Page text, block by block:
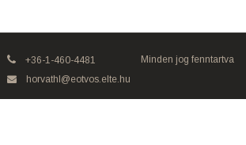
+36-1-460-4481
horvathl@eotvos.elte.hu
Minden jog fenntartva